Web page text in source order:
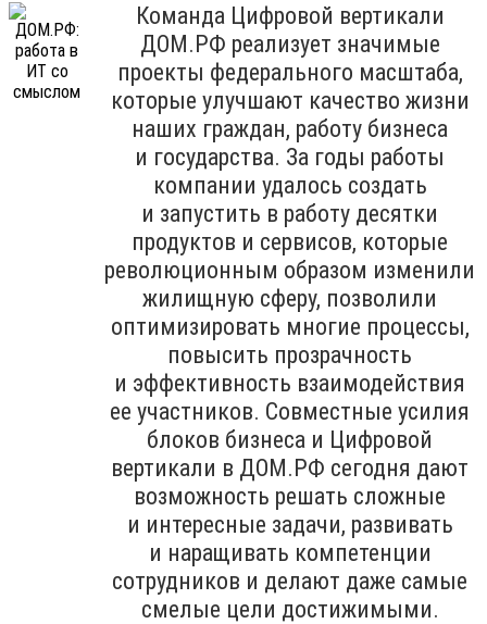
Команда Цифровой вертикали
ДОМ.РФ реализует значимые
проекты федерального масштаба,
которые улучшают качество жизни
наших граждан, работу бизнеса
и государства. За годы работы
компании удалось создать
и запустить в работу десятки
продуктов и сервисов, которые
революционным образом изменили
жилищную сферу, позволили
оптимизировать многие процессы,
повысить прозрачность
и эффективность взаимодействия
ее участников. Совместные усилия
блоков бизнеса и Цифровой
вертикали в ДОМ.РФ сегодня дают
возможность решать сложные
и интересные задачи, развивать
и наращивать компетенции
сотрудников и делают даже самые
смелые цели достижимыми.